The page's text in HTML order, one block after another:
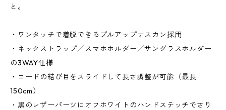
と。
・ワンタッチで着脱できるプルアップナスカン採用
・ネックストラップ／スマホホルダー／サングラスホルダー
の3WAY仕様
・コードの結び目をスライドして長さ調整が可能（最長
150cm）
・黒のレザーパーツにオフホワイトのハンドステッチでさり